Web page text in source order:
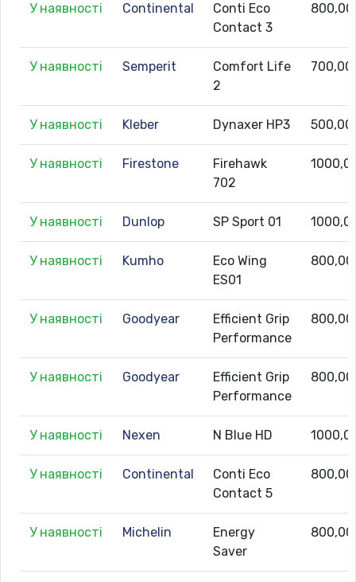
У наявності Continental
Conti Eco
Contact 3
У наявності Semperit
Comfort Life
2
У наявності Kleber Dynaxer HP3
У наявності Firestone
Firehawk
702
У наявності Dunlop SP Sport 01
У наявності Kumho
Eco Wing
ES01
У наявності Goodyear
Efficient Grip
Performance
У наявності Goodyear
Efficient Grip
Performance
У наявності Nexen N Blue HD
У наявності Continental
Conti Eco
Contact 5
У наявності Michelin
Energy
Saver